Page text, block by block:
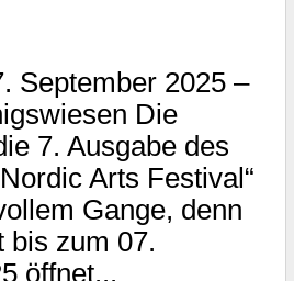
September 2025 –
Die
7. Ausgabe des
Arts Festival“
Gange, denn
bis zum 07.
öffnet...